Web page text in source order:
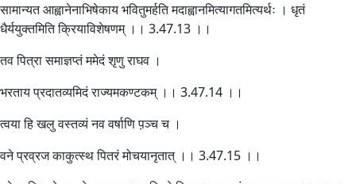
सामान्यत आह्वानेनाभिषेकाय भवितुमर्हति मदाह्वानमित्यागतमित्यर्थः । धृतं
धैर्ययुक्तमिति क्रियाविशेषणम् ।। 3.47.13 ।।
तव पित्रा समाज्ञप्तं ममेदं शृणु राघव ।
भरताय प्रदातव्यमिदं राज्यमकण्टकम् ।। 3.47.14 ।।
त्वया हि खलु वस्तव्यं नव वर्षाणि प़ञ्च च ।
वने प्रव्रज काकुत्स्थ पितरं मोचयानृतात् ।। 3.47.15 ।।